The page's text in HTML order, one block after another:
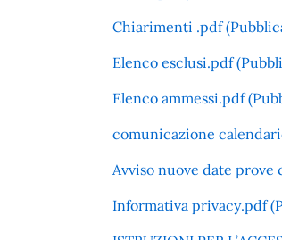
Chiarimenti .pdf
Elenco esclusi.pdf
Elenco ammessi.pdf
comunicazione
Avviso nuove date prove
Informativa privacy.pdf